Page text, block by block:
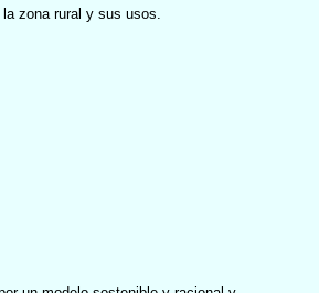
zona rural y sus usos.